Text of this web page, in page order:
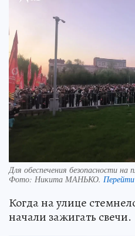
Для обеспечения безопасности на
Фото: Никита МАНЬКО.
Когда на улице
начали зажигать свечи.